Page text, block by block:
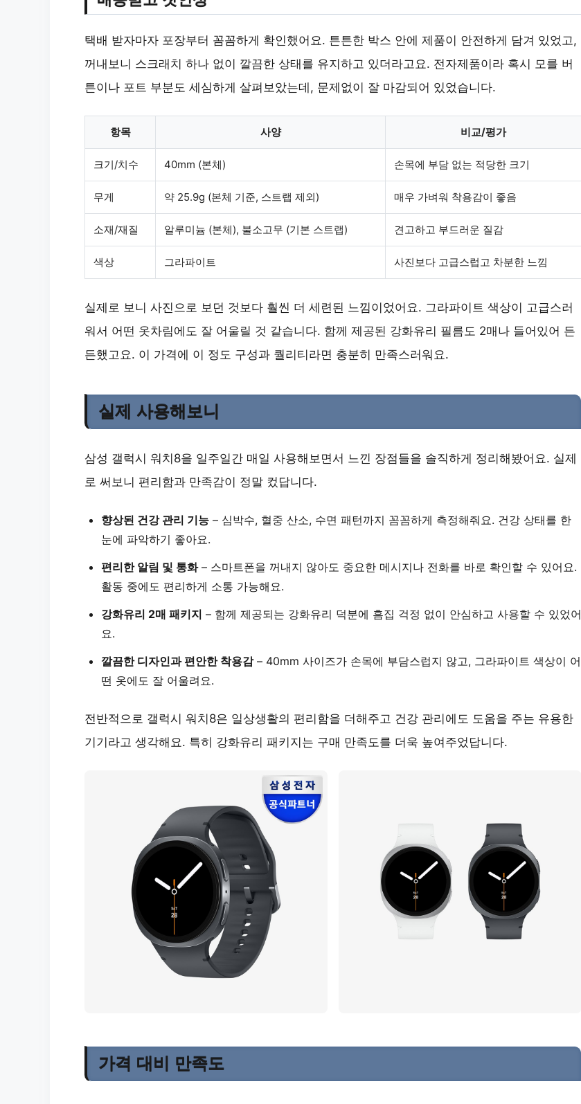
택배 받자마자 포장부터 꼼꼼하게 확인했어요. 튼튼한 박스 안에 제품이 안전하게 담겨 있었고,
꺼내보니 스크래치 하나 없이 깔끔한 상태를 유지하고 있더라고요. 전자제품이라 혹시 모를 버
튼이나 포트 부분도 세심하게 살펴보았는데, 문제없이 잘 마감되어 있었습니다.
항목 사양 비교/평가
크기/치수 40mm (본체) 손목에 부담 없는 적당한 크기
무게 약 25.9g (본체 기준, 스트랩 제외) 매우 가벼워 착용감이 좋음
소재/재질 알루미늄 (본체), 불소고무 (기본 스트랩) 견고하고 부드러운 질감
색상 그라파이트 사진보다 고급스럽고 차분한 느낌
실제로 보니 사진으로 보던 것보다 훨씬 더 세련된 느낌이었어요. 그라파이트 색상이 고급스러
워서 어떤 옷차림에도 잘 어울릴 것 같습니다. 함께 제공된 강화유리 필름도 2매나 들어있어 든
든했고요. 이 가격에 이 정도 구성과 퀄리티라면 충분히 만족스러워요.
실제 사용해보니
삼성 갤럭시 워치8을 일주일간 매일 사용해보면서 느낀 장점들을 솔직하게 정리해봤어요. 실제
로 써보니 편리함과 만족감이 정말 컸답니다.
향상된 건강 관리 기능 – 심박수, 혈중 산소, 수면 패턴까지 꼼꼼하게 측정해줘요. 건강 상태를 한
눈에 파악하기 좋아요.
편리한 알림 및 통화– 스마트폰을 꺼내지 않아도 중요한 메시지나 전화를 바로 확인할 수 있어요.
활동 중에도 편리하게 소통 가능해요.
강화유리 2매 패키지 – 함께 제공되는 강화유리 덕분에 흠집 걱정 없이 안심하고 사용할 수 있었어
요.
깔끔한 디자인과 편안한 착용감– 40mm 사이즈가 손목에 부담스럽지 않고, 그라파이트 색상이 어
떤 옷에도 잘 어울려요.
전반적으로 갤럭시 워치8은 일상생활의 편리함을 더해주고 건강 관리에도 도움을 주는 유용한
기기라고 생각해요. 특히 강화유리 패키지는 구매 만족도를 더욱 높여주었답니다.
가격 대비 만족도